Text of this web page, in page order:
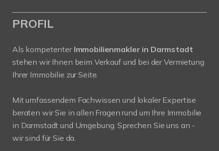
PROFIL
Als kompetenter Immobilienmakler in Darmstadt
stehen wir Ihnen beim Verkauf und bei der Vermietung
Ihrer Immobilie zur Seite.
Mit umfassendem Fachwissen und lokaler Expertise
beraten wir Sie in allen Fragen rund um Ihre Immobilie
in Darmstadt und Umgebung. Sprechen Sie uns an -
wir sind für Sie da.